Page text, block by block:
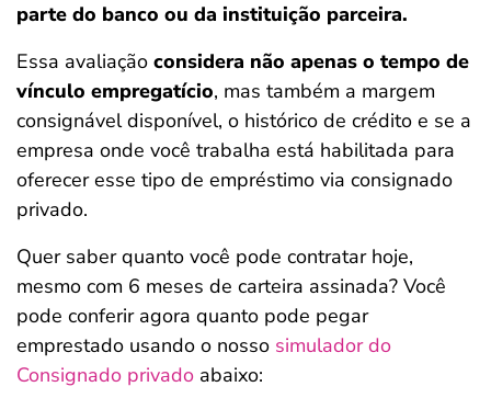
parte do banco ou da instituição parceira.
Essa avaliação considera não apenas o tempo de
vínculo empregatício, mas também a margem
consignável disponível, o histórico de crédito e se a
empresa onde você trabalha está habilitada para
oferecer esse tipo de empréstimo via consignado
privado.
Quer saber quanto você pode contratar hoje,
mesmo com 6 meses de carteira assinada? Você
pode conferir agora quanto pode pegar
emprestado usando o nosso simulador do
Consignado privado abaixo: